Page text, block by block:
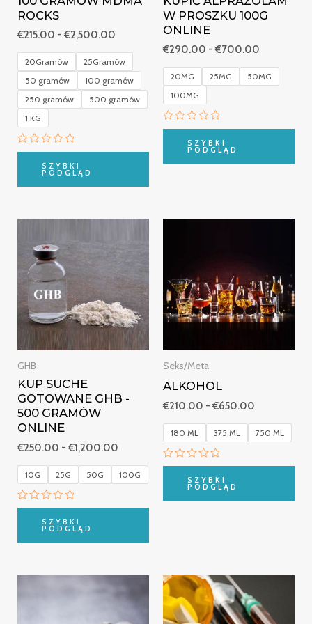
ROCKS
€215.00 - €2,500.00
20Gramów
25Gramów
50 gramów
100 gramów
250 gramów
500 gramów
1 KG
Oceniono
SZYBKI
PODGLĄD
W PROSZKU 100G
ONLINE
€290.00 - €700.00
20MG 25MG
50MG
100MG
Oceniono
SZYBKI
PODGLĄD
GHB
KUP SUCHE
GOTOWANE GHB -
500 GRAMÓW
ONLINE
€250.00 - €1,200.00
od
€250.00
do
€1,200.00
10G 25G 50G 100G
Oceniono
SZYBKI
PODGLĄD
Seks/Meta
ALKOHOL
€210.00 - €650.00
do
€650.00
180 ML 375 ML 750 ML
Oceniono
SZYBKI
PODGLĄD
€250.00
od
€220.00